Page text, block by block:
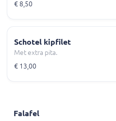
€ 8,50
Schotel kipfilet
Met extra pita.
€ 13,00
Falafel